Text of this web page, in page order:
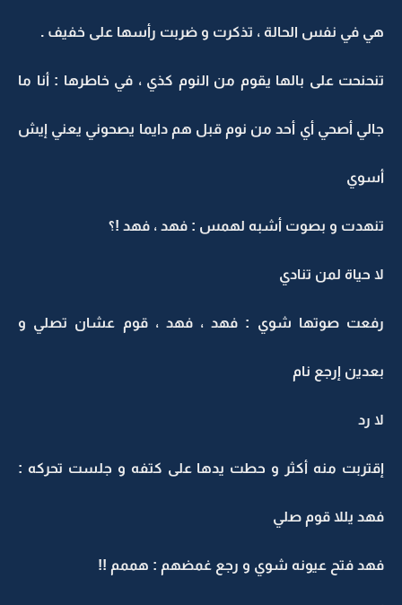
هي في نفس الحالة ، تذكرت و ضربت رأسها على خفيف .
تنحنحت على بالها يقوم من النوم كذي ، في خاطرها : أنا ما
جالي أصحي أي أحد من نوم قبل هم دايما يصحوني يعني إيش
أسوي
تنهدت و بصوت أشبه لهمس : فهد ، فهد !؟
لا حياة لمن تنادي
رفعت صوتها شوي : فهد ، فهد ، قوم عشان تصلي و
بعدين إرجع نام
لا رد
إقتربت منه أكثر و حطت يدها على كتفه و جلست تحركه :
فهد يللا قوم صلي
فهد فتح عيونه شوي و رجع غمضهم : هممم !!